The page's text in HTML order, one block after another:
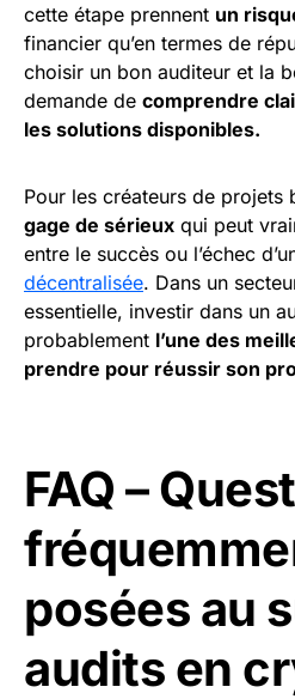
cette étape prennent un
financier qu’en termes de
choisir un bon auditeur et la
demande de comprendre
les solutions disponibles.
Pour les créateurs de projets
gage de sérieux qui peut
entre le succès ou l’échec
décentralisée. Dans un
essentielle, investir dans un
probablement l’une des
prendre pour réussir son
FAQ –
posées au
audits en